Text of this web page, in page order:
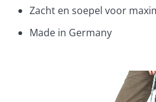
Zacht en soepel voor
Made in Germany